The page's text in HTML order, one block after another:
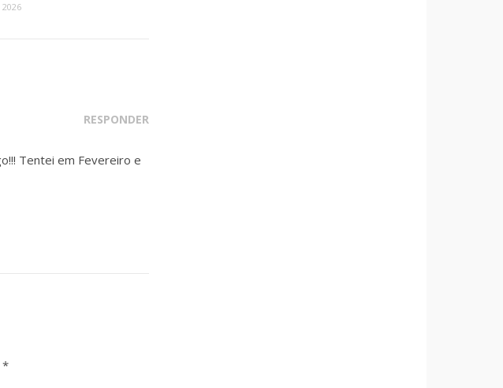
2026
RESPONDER
Tentei em Fevereiro e
*